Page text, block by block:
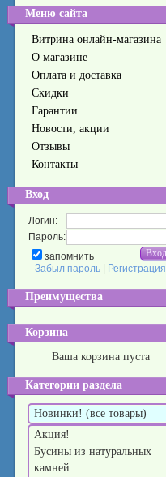
Меню сайта
Витрина онлайн-магазина
О магазине
Оплата и доставка
Скидки
Гарантии
Новости, акции
Отзывы
Контакты
Вход
Логин:
Пароль:
запомнить
Забыл пароль
Регистрация
Преимущества
Корзина
Ваша корзина пуста
Категории раздела
Новинки! (все товары)
Акция!
Бусины из натуральных
камней